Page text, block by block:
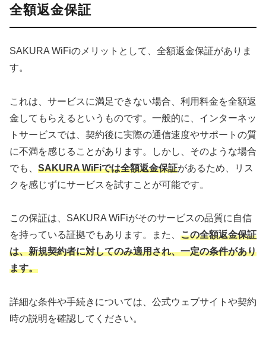
全額返金保証
SAKURA WiFiのメリットとして、全額返金保証がありま
す。
これは、サービスに満足できない場合、利用料金を全額返
金してもらえるというものです。一般的に、インターネッ
トサービスでは、契約後に実際の通信速度やサポートの質
に不満を感じることがあります。しかし、そのような場合
でも、 SAKURA WiFiでは全額返金保証があるため、リス
クを感じずにサービスを試すことが可能です。
この保証は、SAKURA WiFiがそのサービスの品質に自信
を持っている証拠でもあります。また、 この全額返金保証
は、新規契約者に対してのみ適用され、一定の条件があり
ます。
詳細な条件や手続きについては、公式ウェブサイトや契約
時の説明を確認してください。